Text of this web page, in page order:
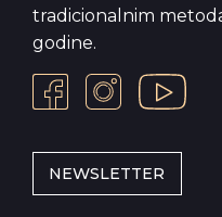
tradicionalnim
godine.
NEWSLETTER